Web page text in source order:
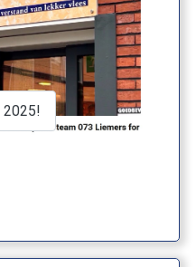
2025!